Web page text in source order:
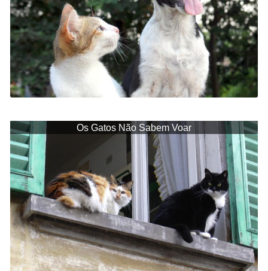
Os Gatos Não Sabem Voar